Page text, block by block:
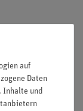
erbringen.
auf
Daten
Inhalte und